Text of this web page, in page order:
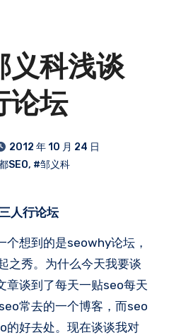
义科浅谈
论坛
2012 年 10 月 24 日
SEO, #邹义科
人行论坛
个想到的是seowhy论坛，
之秀。为什么今天我要谈
章谈到了每天一贴seo每天
常去的一个博客，而seo
的好去处。现在谈谈我对